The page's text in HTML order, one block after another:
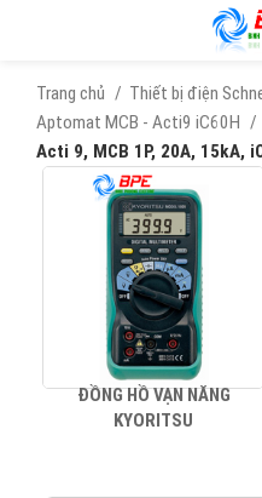
Trang chủ Thiết bị điện
Aptomat MCB - Acti9 iC60H
Acti 9, MCB 1P, 20A, 15kA,
ĐỒNG HỒ VẠN NĂNG
KYORITSU